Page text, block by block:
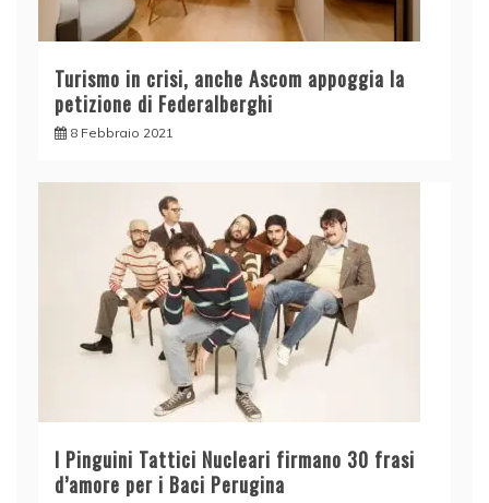
Turismo in crisi, anche Ascom appoggia la
petizione di Federalberghi
8 Febbraio 2021
I Pinguini Tattici Nucleari firmano 30 frasi
d’amore per i Baci Perugina